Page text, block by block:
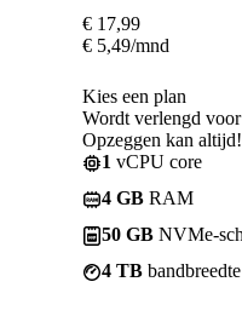
€ 17,99
€ 5,49/mnd
Kies een plan
Wordt verlengd
Opzeggen kan altijd!
1 vCPU core
4 GB RAM
50 GB NVMe-
4 TB bandbreedte